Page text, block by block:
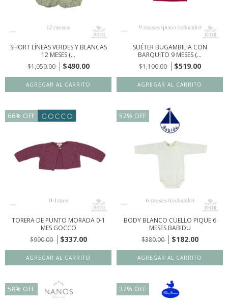
SHORT LÍNEAS VERDES Y BLANCAS
12 MESES (...
$1,050.00
$490.00
SUÉTER BUGAMBILIA CON
BARQUITO 9 MESES (...
$1,100.00
$519.00
66% OFF
TORERA DE PUNTO MORADA 0-1
MES GOCCO
$990.00
$337.00
52% OFF
BODY BLANCO CUELLO PIQUE 6
MESES BABIDU
$380.00
$182.00
58% OFF 37% OFF